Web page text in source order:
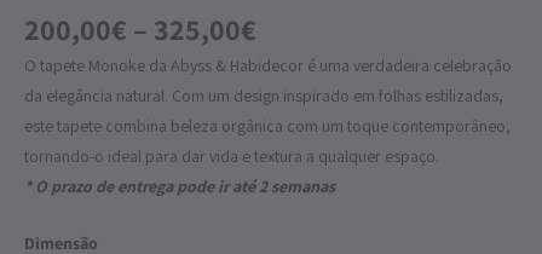
200,00€ – 325,00€
O tapete Monoke da Abyss & Habidecor é uma verdadeira celebração
da elegância natural. Com um design inspirado em folhas estilizadas,
este tapete combina beleza orgânica com um toque contemporâneo,
tornando-o ideal para dar vida e textura a qualquer espaço.
* O prazo de entrega pode ir até 2 semanas
Dimensão